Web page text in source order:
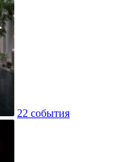
22 события